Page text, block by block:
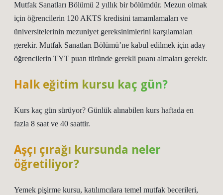
Mutfak Sanatları Bölümü 2 yıllık bir bölümdür. Mezun olmak
için öğrencilerin 120 AKTS kredisini tamamlamaları ve
üniversitelerinin mezuniyet gereksinimlerini karşılamaları
gerekir. Mutfak Sanatları Bölümü’ne kabul edilmek için aday
öğrencilerin TYT puan türünde gerekli puanı almaları gerekir.
Halk eğitim kursu kaç gün?
Kurs kaç gün sürüyor? Günlük alınabilen kurs haftada en
fazla 8 saat ve 40 saattir.
Aşçı çırağı kursunda neler
öğretiliyor?
Yemek pişirme kursu, katılımcılara temel mutfak becerileri,